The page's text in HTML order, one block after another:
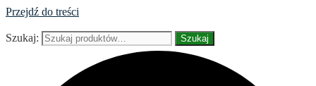
Przejdź do treści
Szukaj: Szukaj